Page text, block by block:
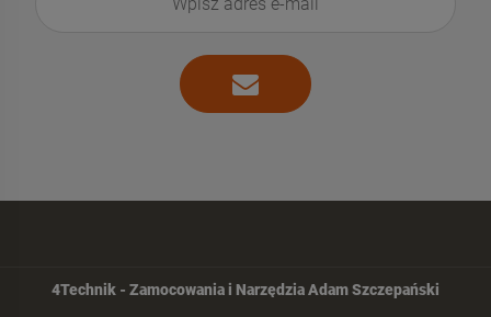
4Technik - Zamocowania i Narzędzia Adam Szczepański